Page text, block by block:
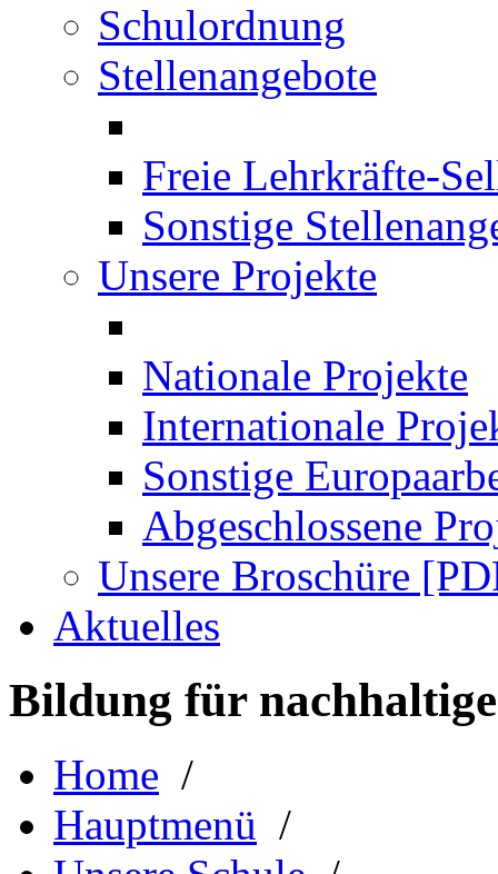
Schulordnung
Stellenangebote
Freie Lehrkräfte-
Sonstige
Unsere Projekte
Nationale Projekte
Internationale
Sonstige
Abgeschlossene
Unsere Broschüre
Aktuelles
Bildung für
Home /
Hauptmenü /